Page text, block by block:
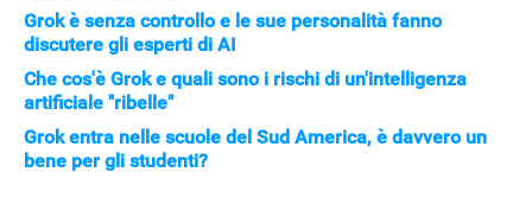
Grok è senza controllo e le sue personalità fanno
discutere gli esperti di AI
Che cos'è Grok e quali sono i rischi di un'intelligenza
artificiale "ribelle"
Grok entra nelle scuole del Sud America, è davvero un
bene per gli studenti?